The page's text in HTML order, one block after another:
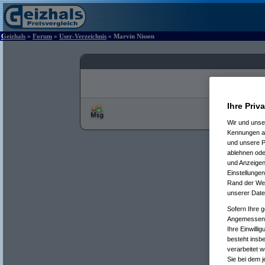
Geizhals » Forum » User-Verzeichnis » Marvin Nissen
Ihre
Wir und
Kennungen
und unsere
ablehnen
und
Rand der
unserer
Sofern Ihre
Ihre
besteht
verarbeitet
Sie bei dem